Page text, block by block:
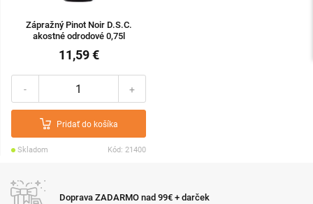
Zápražný Pinot Noir D.S.C.
akostné odrodové 0,75l
11,59 €
- +
Pridať do košíka
Skladom Kód: 21400
Doprava ZADARMO nad 99€ + darček